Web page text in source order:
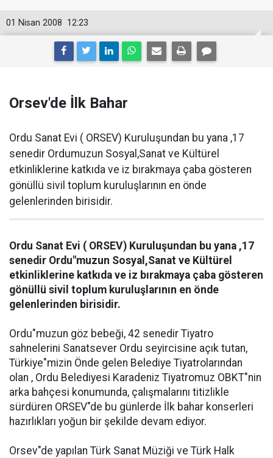
12:23
01 Nisan 2008
Orsev'de İlk Bahar
Ordu Sanat Evi ( ORSEV) Kuruluşundan bu yana ,17
senedir Ordumuzun Sosyal,Sanat ve Kültürel
etkinliklerine katkıda ve iz bırakmaya çaba gösteren
gönüllü sivil toplum kuruluşlarının en önde
gelenlerinden birisidir.
Ordu Sanat Evi ( ORSEV) Kuruluşundan bu yana ,17
senedir Ordu"muzun Sosyal,Sanat ve Kültürel
etkinliklerine katkıda ve iz bırakmaya çaba gösteren
gönüllü sivil toplum kuruluşlarının en önde
gelenlerinden birisidir.
Ordu"muzun göz bebeği, 42 senedir Tiyatro
sahnelerini Sanatsever Ordu seyircisine açık tutan,
Türkiye"mizin Önde gelen Belediye Tiyatrolarından
olan , Ordu Belediyesi Karadeniz Tiyatromuz OBKT"nin
arka bahçesi konumunda, çalışmalarını titizlikle
sürdüren ORSEV"de bu günlerde İlk bahar konserleri
hazırlıkları yoğun bir şekilde devam ediyor.
Orsev"de yapılan Türk Sanat Müziği ve Türk Halk